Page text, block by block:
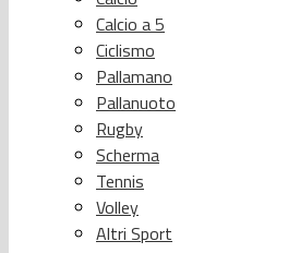
Calcio a 5
Ciclismo
Pallamano
Pallanuoto
Rugby
Scherma
Tennis
Volley
Altri Sport